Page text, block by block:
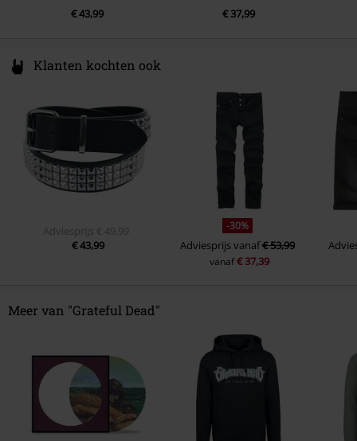
€ 43,99 € 37,99
Klanten kochten ook
Adviesprijs
€ 49,99
€ 43,99
-30%
Adviesprijsvanaf€ 53,99
vanaf€ 37,39
Meer van "Grateful Dead"